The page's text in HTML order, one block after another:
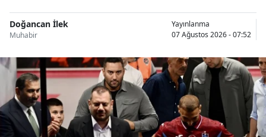
Doğancan İlek
Muhabir
Yayınlanma
07 Ağustos 2026 - 07:52